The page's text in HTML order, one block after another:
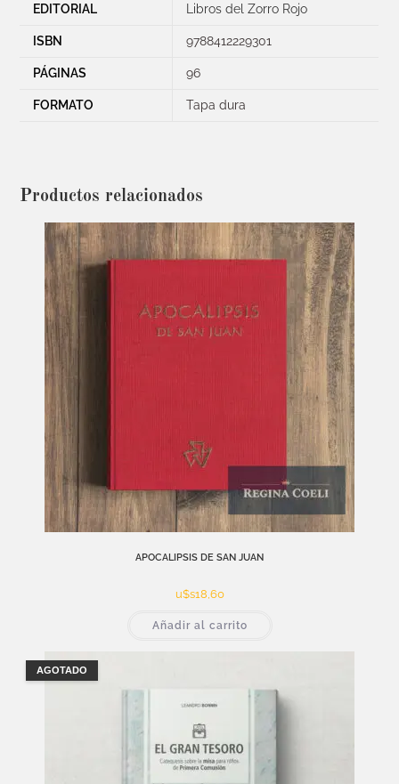
EDITORIAL Libros del Zorro Rojo
ISBN 9788412229301
PÁGINAS 96
FORMATO Tapa dura
Productos relacionados
APOCALIPSIS DE SAN JUAN
u$s18,60
Añadir al carrito
AGOTADO